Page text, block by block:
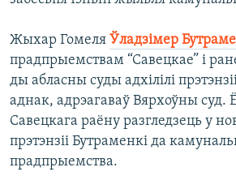
Жыхар Гомеля Ўладзімер
прадпрыемствам “Савецкае” і
ды абласны суды адхілілі
аднак, адрэагаваў Вярхоўны суд.
Савецкага раёну разгледзець у
прэтэнзіі Бутраменкі да
прадпрыемства.